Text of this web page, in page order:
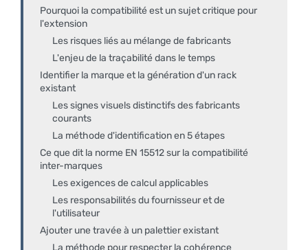
Pourquoi la compatibilité est un sujet critique pour
l'extension
Les risques liés au mélange de fabricants
L'enjeu de la traçabilité dans le temps
Identifier la marque et la génération d'un rack
existant
Les signes visuels distinctifs des fabricants
courants
La méthode d'identification en 5 étapes
Ce que dit la norme EN 15512 sur la compatibilité
inter-marques
Les exigences de calcul applicables
Les responsabilités du fournisseur et de
l'utilisateur
Ajouter une travée à un palettier existant
La méthode pour respecter la cohérence